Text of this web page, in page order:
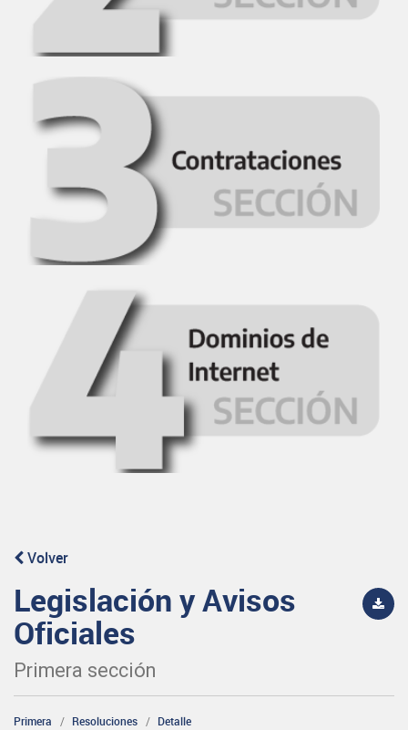
Volver
Legislación y Avisos
Oficiales
Primera sección
Primera Resoluciones Detalle